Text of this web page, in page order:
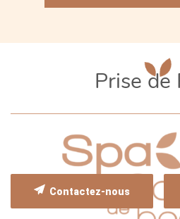
Prise de
Contactez-nous